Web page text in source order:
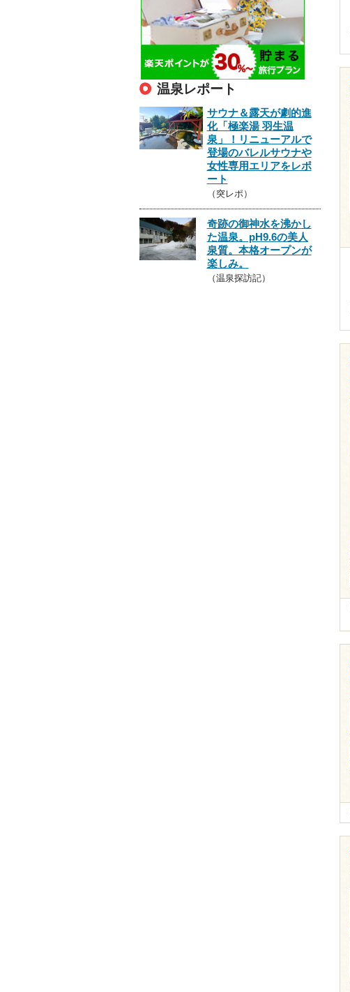
温泉レポート
サウナ＆露天が劇的進
化「極楽湯 羽生温
泉」！リニューアルで
登場のバレルサウナや
女性専用エリアをレポ
ート
（突レポ）
奇跡の御神水を沸かし
た温泉。pH9.6の美人
泉質。本格オープンが
楽しみ。
（温泉探訪記）